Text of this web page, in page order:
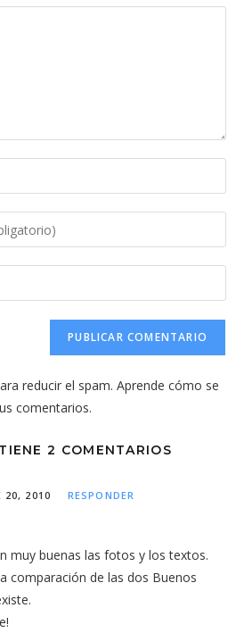
reducir el spam. Aprende cómo se
comentarios.
2 COMENTARIOS
20, 2010 RESPONDER
muy buenas las fotos y los textos.
comparación de las dos Buenos